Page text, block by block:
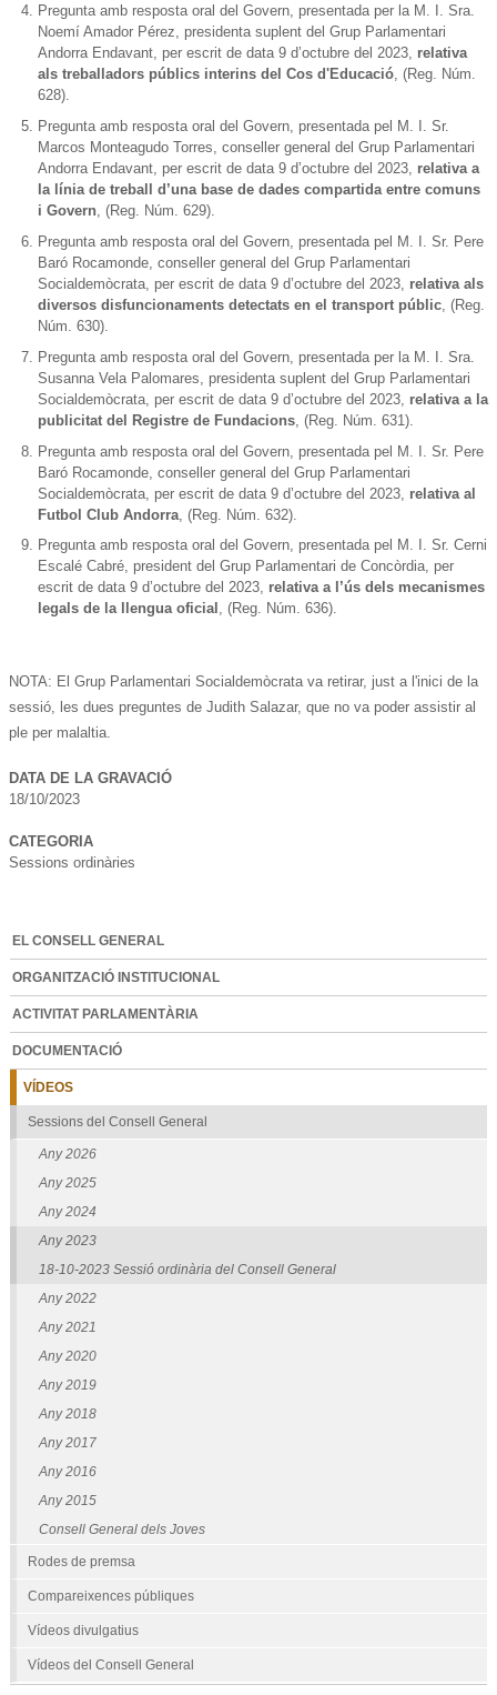
Pregunta amb resposta oral del Govern, presentada per la M. I. Sra.
Noemí Amador Pérez, presidenta suplent del Grup Parlamentari
Andorra Endavant, per escrit de data 9 d’octubre del 2023, relativa
als treballadors públics interins del Cos d'Educació, (Reg. Núm.
628).
Pregunta amb resposta oral del Govern, presentada pel M. I. Sr.
Marcos Monteagudo Torres, conseller general del Grup Parlamentari
Andorra Endavant, per escrit de data 9 d’octubre del 2023, relativa a
la línia de treball d’una base de dades compartida entre comuns
i Govern , (Reg. Núm. 629).
Pregunta amb resposta oral del Govern, presentada pel M. I. Sr. Pere
Baró Rocamonde, conseller general del Grup Parlamentari
Socialdemòcrata, per escrit de data 9 d’octubre del 2023, relativa als
diversos disfuncionaments detectats en el transport públic, (Reg.
Núm. 630).
Pregunta amb resposta oral del Govern, presentada per la M. I. Sra.
Susanna Vela Palomares, presidenta suplent del Grup Parlamentari
Socialdemòcrata, per escrit de data 9 d’octubre del 2023, relativa a la
publicitat del Registre de Fundacions, (Reg. Núm. 631).
Pregunta amb resposta oral del Govern, presentada pel M. I. Sr. Pere
Baró Rocamonde, conseller general del Grup Parlamentari
Socialdemòcrata, per escrit de data 9 d’octubre del 2023, relativa al
Futbol Club Andorra, (Reg. Núm. 632).
Pregunta amb resposta oral del Govern, presentada pel M. I. Sr. Cerni
Escalé Cabré, president del Grup Parlamentari de Concòrdia, per
escrit de data 9 d’octubre del 2023, relativa a l’ús dels mecanismes
legals de la llengua oficial , (Reg. Núm. 636).
NOTA: El Grup Parlamentari Socialdemòcrata va retirar, just a l'inici de la
sessió, les dues preguntes de Judith Salazar, que no va poder assistir al
ple per malaltia.
DATA DE LA GRAVACIÓ
18/10/2023
CATEGORIA
Sessions ordinàries
EL CONSELL GENERAL
ORGANITZACIÓ INSTITUCIONAL
ACTIVITAT PARLAMENTÀRIA
DOCUMENTACIÓ
VÍDEOS
Sessions del Consell General
Any 2026
Any 2025
Any 2024
Any 2023
18-10-2023 Sessió ordinària del Consell General
Any 2022
Any 2021
Any 2020
Any 2019
Any 2018
Any 2017
Any 2016
Any 2015
Consell General dels Joves
Rodes de premsa
Compareixences públiques
Vídeos divulgatius
Vídeos del Consell General